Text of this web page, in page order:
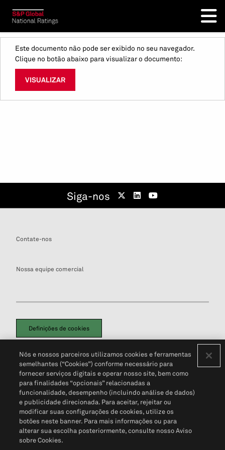
Este documento não pode ser exibido no seu navegador.
Clique no botão abaixo para visualizar o documento:
VISUALIZAR
Siga-nos
Contate-nos
Nossa equipe comercial
Definições de cookies
Política de PrivacidadePortal de privacidade do cliente (em inglês)
Não Venda Minhas Informações Pessoais© 2026 S&P Global
Nós e nossos parceiros utilizamos cookies e ferramentas
semelhantes (“Cookies”) conforme necessário para
fornecer serviços digitais e operar nosso site, bem como
para finalidades “opcionais” relacionadas a
funcionalidade, desempenho (incluindo análise de dados)
e publicidade direcionada. Para aceitar, rejeitar ou
modificar suas configurações de cookies, utilize os
botões neste banner. Para mais informações ou para
alterar sua escolha posteriormente, consulte nosso Aviso
sobre Cookies.